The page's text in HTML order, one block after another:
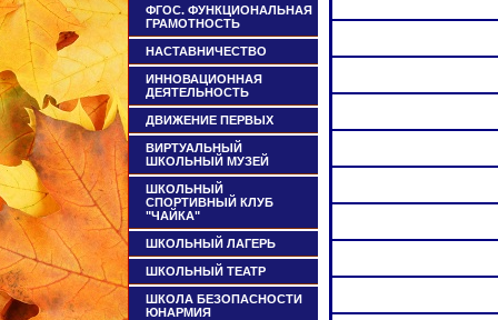
ФГОС. ФУНКЦИОНАЛЬНАЯ
ГРАМОТНОСТЬ
НАСТАВНИЧЕСТВО
ИННОВАЦИОННАЯ
ДЕЯТЕЛЬНОСТЬ
ДВИЖЕНИЕ ПЕРВЫХ
ВИРТУАЛЬНЫЙ
ШКОЛЬНЫЙ МУЗЕЙ
ШКОЛЬНЫЙ
СПОРТИВНЫЙ КЛУБ
"ЧАЙКА"
ШКОЛЬНЫЙ ЛАГЕРЬ
ШКОЛЬНЫЙ ТЕАТР
ШКОЛА БЕЗОПАСНОСТИ
ЮНАРМИЯ